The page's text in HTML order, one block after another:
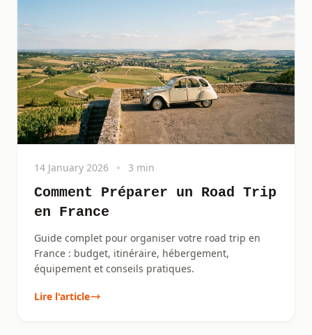
14 January 2026 3 min
Comment Préparer un Road Trip
en France
Guide complet pour organiser votre road trip en
France : budget, itinéraire, hébergement,
équipement et conseils pratiques.
Lire l'article